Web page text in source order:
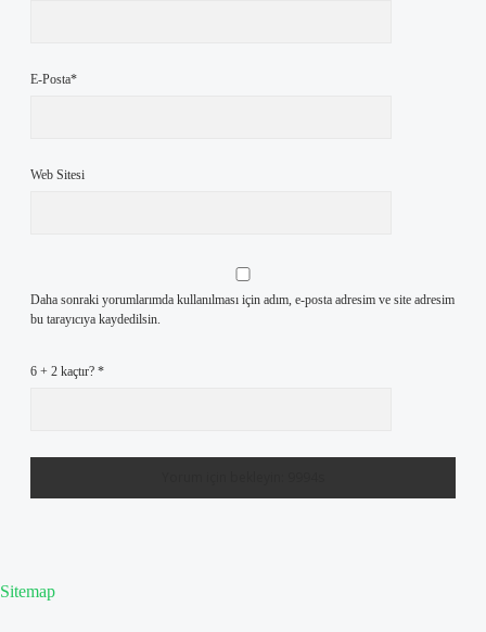
E-Posta*
Web Sitesi
Daha sonraki yorumlarımda kullanılması için adım, e-posta adresim ve site adresim
bu tarayıcıya kaydedilsin.
6 + 2 kaçtır? *
Sitemap